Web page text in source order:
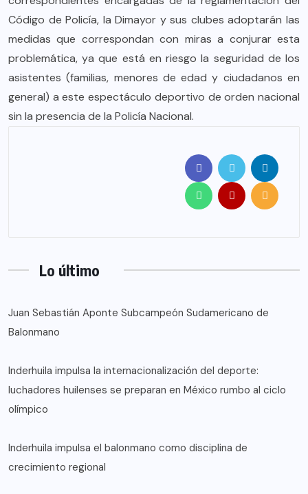
Código de Policía, la Dimayor y sus clubes adoptarán las
medidas que correspondan con miras a conjurar esta
problemática, ya que está en riesgo la seguridad de los
asistentes (familias, menores de edad y ciudadanos en
general) a este espectáculo deportivo de orden nacional
sin la presencia de la Policía Nacional.
Lo último
Juan Sebastián Aponte Subcampeón Sudamericano de
Balonmano
Inderhuila impulsa la internacionalización del deporte:
luchadores huilenses se preparan en México rumbo al ciclo
olímpico
Inderhuila impulsa el balonmano como disciplina de
crecimiento regional